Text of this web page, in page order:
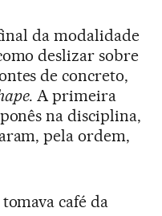
da modalidade
deslizar sobre
de concreto,
. A primeira
na disciplina,
pela ordem,
café da